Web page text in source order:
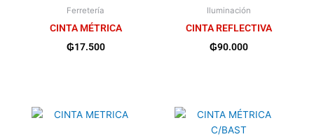
Ferretería
CINTA MÉTRICA
₲17.500
Iluminación
CINTA REFLECTIVA
₲90.000